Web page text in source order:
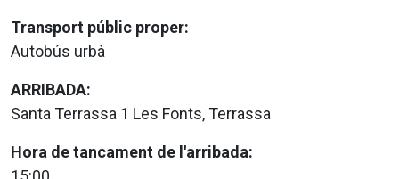
Transport públic proper:
Autobús urbà
ARRIBADA:
Santa Terrassa 1 Les Fonts, Terrassa
Hora de tancament de l'arribada: